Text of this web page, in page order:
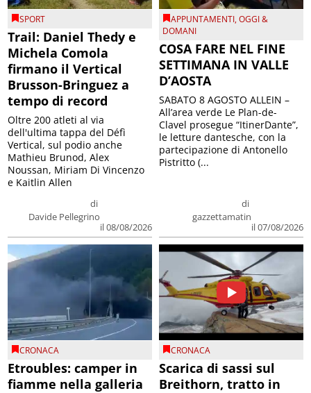
SPORT
Trail: Daniel Thedy e
Michela Comola
firmano il Vertical
Brusson-Bringuez a
tempo di record
di
Davide Pellegrino
il 08/08/2026
Oltre 200 atleti al via
dell'ultima tappa del Défì
Vertical, sul podio anche
Mathieu Brunod, Alex
Noussan, Miriam Di Vincenzo
e Kaitlin Allen
APPUNTAMENTI,OGGI &
DOMANI
COSA FARE NEL FINE
SETTIMANA IN VALLE
D’AOSTA
di
gazzettamatin
il 07/08/2026
SABATO 8 AGOSTO ALLEIN –
All’area verde Le Plan-de-
Clavel prosegue “ItinerDante”,
le letture dantesche, con la
partecipazione di Antonello
Pistritto (...
CRONACA
Etroubles: camper in
fiamme nella galleria
CRONACA
Scarica di sassi sul
Breithorn, tratto in